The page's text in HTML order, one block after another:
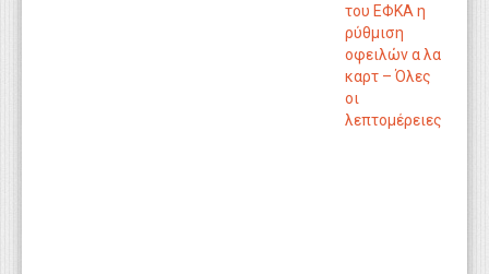
του ΕΦΚΑ η
ρύθμιση
οφειλών α λα
καρτ – Όλες
οι
λεπτομέρειες